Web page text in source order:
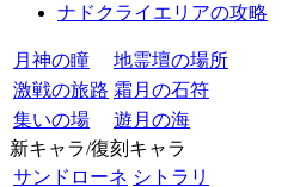
ナドクライエリアの攻略
月神の瞳
地霊壇の場所
激戦の旅路 霜月の石符
集いの場
遊月の海
新キャラ/復刻キャラ
サンドローネ シトラリ